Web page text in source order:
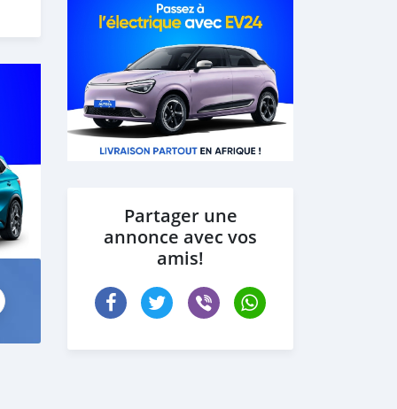
Partager une
annonce avec vos
amis!